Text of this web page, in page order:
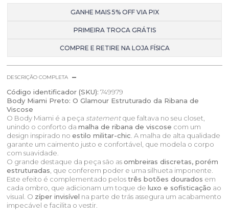
GANHE MAIS 5% OFF VIA PIX
PRIMEIRA TROCA GRÁTIS
COMPRE E RETIRE NA LOJA FÍSICA
DESCRIÇÃO COMPLETA
Código identificador (SKU): 749979
Body Miami Preto: O Glamour Estruturado da Ribana de
Viscose
O Body Miami é a peça statementque faltava no seu closet,
unindo o conforto damalha de ribana de viscose com um
design inspirado noestilo militar-chic. A malha de alta qualidade
garante um caimento justo e confortável, que modela o corpo
com suavidade.
O grande destaque da peça são asombreiras discretas, porém
estruturadas, que conferem poder e uma silhueta imponente.
Este efeito é complementado pelostrês botões dourados em
cada ombro, que adicionam um toque deluxo e sofisticação ao
visual. O zíper invisível na parte de trás assegura um acabamento
impecável e facilita o vestir.